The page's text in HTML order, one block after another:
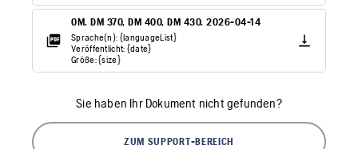
OM. DM 370, DM 400, DM 430. 2026-04-14
Sprache(n): {languageList}
Veröffentlicht: {date}
Größe: {size}
Sie haben Ihr Dokument nicht gefunden?
ZUM SUPPORT-BEREICH